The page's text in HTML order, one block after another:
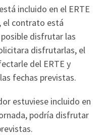
incluido en el ERTE
el contrato está
disfrutar las
disfrutarlas, el
del ERTE y
fechas previstas.
estuviese incluido en
podría disfrutar